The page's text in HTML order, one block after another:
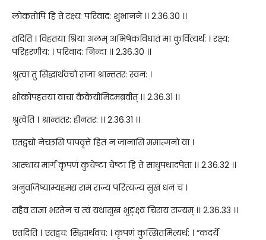
लोकतोपि हि ते रक्ष्य: परिवाद: शुभानने ।। 2.36.30 ।।
तदिति । विहतया श्रिया अलम् अभिषेकविघातं मा कुर्वित्यर्थ: । रक्ष्य:
परिहरणीय: । परिवाद: निन्दा ।। 2.36.30 ।।
श्रुत्वा तु सिद्धार्थवचो राजा श्रान्ततर: स्वन: ।
शोकोपहतया वाचा कैकेयीमिदमब्रवीत् ।। 2.36.31 ।।
श्रुत्वेति । श्रान्ततर: हीनतर: ।। 2.36.31 ।।
एतद्वचो नेच्छसि पापवृत्ते हितं न जानासि ममात्मनो वा ।
आस्थाय मार्गं कृपणं कुचेष्टा चेष्टा हि ते साधुपथादपेता ।। 2.36.32 ।।
अनुव्रजिष्याम्यहमद्य रामं राज्यं परित्यज्य सुखं धनं च ।
सहैव राज्ञा भरतेन च त्वं यथासुखं भुङ्क्ष्व चिराय राज्यम् ।। 2.36.33 ।।
एतदिति । एतद्वच: सिद्धार्थवच: । कृपणं कुत्सितमित्यर्थ: । “कदर्ये